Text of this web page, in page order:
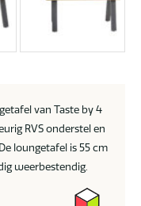
van Taste by 4
RVS onderstel en
loungetafel is 55 cm
weerbestendig.